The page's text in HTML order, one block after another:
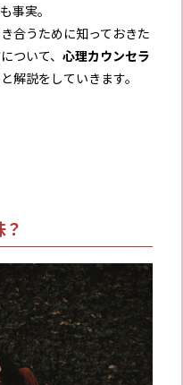
事実。
合うために知っておきた
ついて、 心理カウンセラ
解説をしていきます。